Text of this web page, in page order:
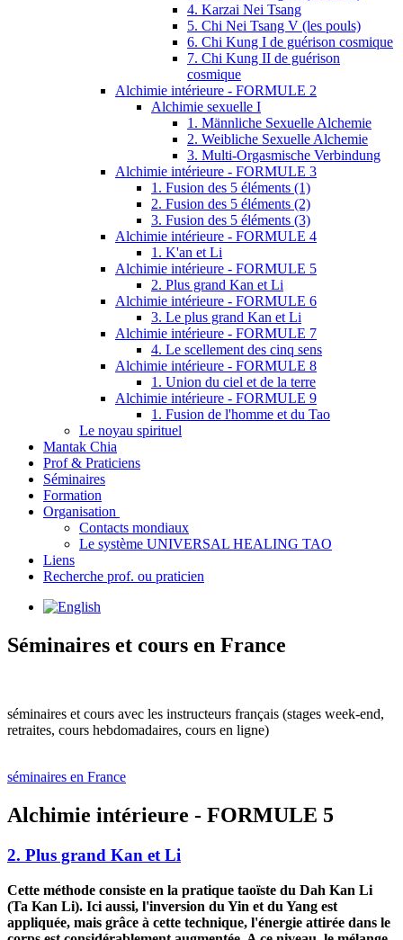
4. Karzai Nei Tsang
5. Chi Nei Tsang V (les pouls)
6. Chi Kung I de guérison cosmique
7. Chi Kung II de guérison
cosmique
Alchimie intérieure - FORMULE 2
Alchimie sexuelle I
1. Männliche Sexuelle Alchemie
2. Weibliche Sexuelle Alchemie
3. Multi-Orgasmische Verbindung
Alchimie intérieure - FORMULE 3
1. Fusion des 5 éléments (1)
2. Fusion des 5 éléments (2)
3. Fusion des 5 éléments (3)
Alchimie intérieure - FORMULE 4
1. K'an et Li
Alchimie intérieure - FORMULE 5
2. Plus grand Kan et Li
Alchimie intérieure - FORMULE 6
3. Le plus grand Kan et Li
Alchimie intérieure - FORMULE 7
4. Le scellement des cinq sens
Alchimie intérieure - FORMULE 8
1. Union du ciel et de la terre
Alchimie intérieure - FORMULE 9
1. Fusion de l'homme et du Tao
Le noyau spirituel
Mantak Chia
Prof & Praticiens
Séminaires
Formation
Organisation
Contacts mondiaux
Le système UNIVERSAL HEALING TAO
Liens
Recherche prof. ou praticien
Séminaires et cours en France
séminaires et cours avec les instructeurs français (stages week-end,
retraites, cours hebdomadaires, cours en ligne)
séminaires en France
Alchimie intérieure - FORMULE 5
2. Plus grand Kan et Li
Cette méthode consiste en la pratique taoïste du Dah Kan Li
(Ta Kan Li). Ici aussi, l'inversion du Yin et du Yang est
appliquée, mais grâce à cette technique, l'énergie attirée dans le